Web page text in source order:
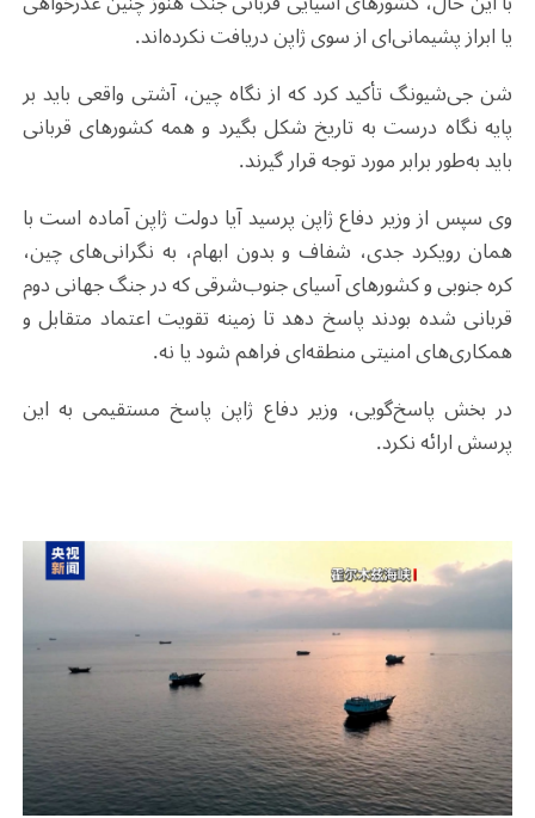
یا ابراز پشیمانی‌ای از سوی ژاپن دریافت نکرده‌اند.
شن جی‌شیونگ تأکید کرد که از نگاه چین، آشتی واقعی باید بر
پایه نگاه درست به تاریخ شکل بگیرد و همه کشورهای قربانی
باید به‌طور برابر مورد توجه قرار گیرند.
وی سپس از وزیر دفاع ژاپن پرسید آیا دولت ژاپن آماده است با
همان رویکرد جدی، شفاف و بدون ابهام، به نگرانی‌های چین،
کره جنوبی و کشورهای آسیای جنوب‌شرقی که در جنگ جهانی دوم
قربانی شده بودند پاسخ دهد تا زمینه تقویت اعتماد متقابل و
همکاری‌های امنیتی منطقه‌ای فراهم شود یا نه.
در بخش پاسخ‌گویی، وزیر دفاع ژاپن پاسخ مستقیمی به این
پرسش ارائه نکرد.